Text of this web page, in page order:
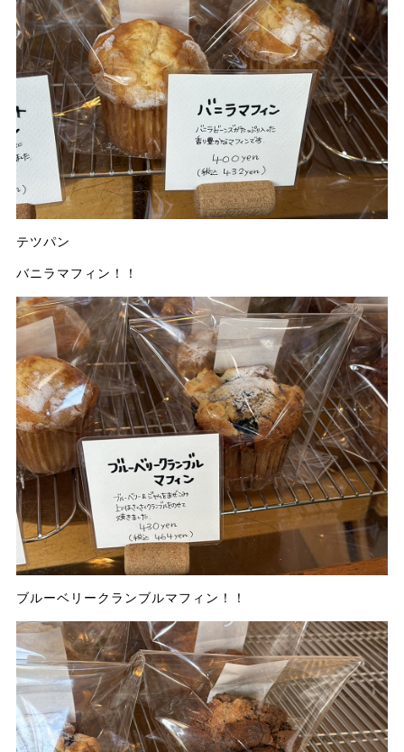
テツパン
バニラマフィン！！
ブルーベリークランブルマフィン！！